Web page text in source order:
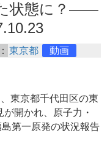
状態に？――
東京都 動画
東京都千代田区の東
開かれ、原子力・
第一原発の状況報告